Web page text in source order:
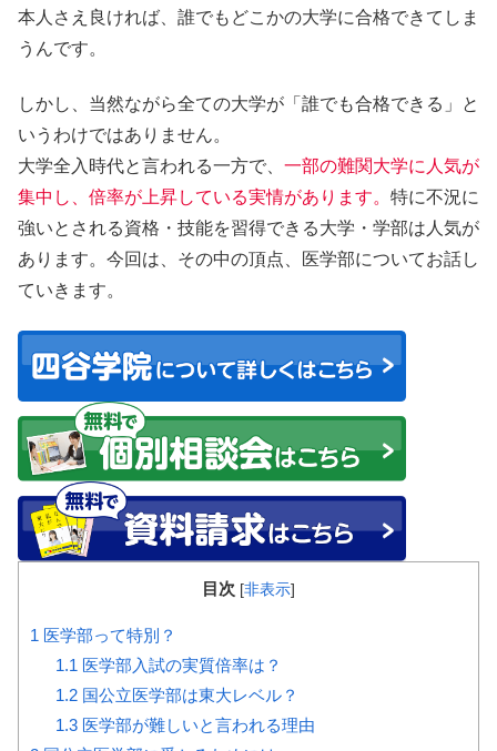
本人さえ良ければ、誰でもどこかの大学に合格できてしま
うんです。
しかし、当然ながら全ての大学が「誰でも合格できる」と
いうわけではありません。
大学全入時代と言われる一方で、 一部の難関大学に人気が
集中し、倍率が上昇している実情があります。 特に不況に
強いとされる資格・技能を習得できる大学・学部は人気が
あります。今回は、その中の頂点、
医学部についてお話し
ていきます。
目次 [非表示]
1 医学部って特別？
1.1 医学部入試の実質倍率は？
1.2国公立医学部は東大レベル？
1.3医学部が難しいと言われる理由